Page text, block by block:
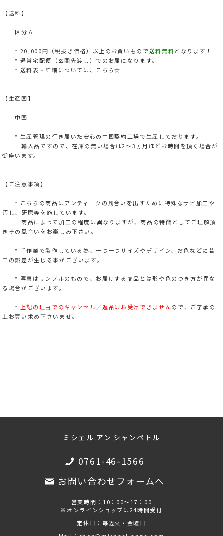
【送料】
区分Ａ
* 20,000円（税抜き価格）以上のお買いもので送料無料となります！
* 通常宅配便（玄関先渡し）でのお届になります。
* 送料表・詳細については、 こちら☆
【生産国】
中国
* 生産管理の行き届いた安心の中国契約工場で生産しております。
輸入品ですので、在庫の無い場合は2～3ヵ月ほどお時間を頂く場合が
御座います。
【ご注意事項】
* こちらの商品はアンティークの風合いを出すために特殊なサビ加工や
汚し、研磨等を施しています。
商品によって加工の程度は異なりますが、商品の特徴としてご理解頂
きその風合いをお楽しみ下さい。
* 手作業で製作している為、一つ一つサイズやデザイン、お色などに若
干の誤差が生じる事がございます。
* 写真はサンプルのもので、お届けする商品とは形や色のつき方が異な
る場合がございます。
* 上記の理由でのキャンセル／返品はお受けできませんので、ご了承の
上お買い求め下さいませ。
ミシェル.アン シャンペトル
0761-46-1566
お問い合わせフォームへ
営業時間：10：00～17：00
※オンラインショップは24時間受付
定休日：毎週火・金曜日